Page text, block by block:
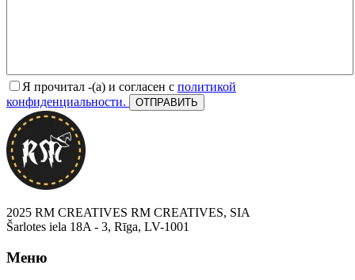
Я прочитал -(а) и согласен с политикой
конфиденциальности.
2025 RM CREATIVES RM CREATIVES, SIA
Šarlotes iela 18A - 3, Rīga, LV-1001
Меню